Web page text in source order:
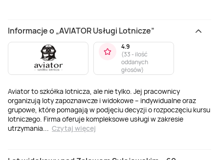
Informacje o „AVIATOR Usługi Lotnicze”
Aviator to szkółka lotnicza, ale nie tylko. Jej pracownicy
organizują loty zapoznawcze i widokowe – indywidualne oraz
grupowe, które pomagają w podjęciu decyzji o rozpoczęciu kursu
lotniczego. Firma oferuje kompleksowe usługi w zakresie
utrzymania... Czytaj więcej
4.9
(33 - ilość
oddanych
głosów)